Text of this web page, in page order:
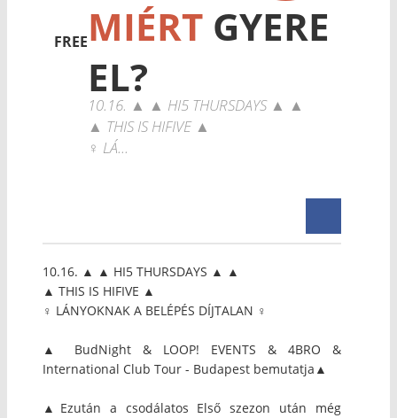
FREEMIÉRT GYERE
EL?
10.16. ▲ ▲ HI5 THURSDAYS ▲ ▲
▲ THIS IS HIFIVE ▲
♀ LÁ...
10.16. ▲ ▲ HI5 THURSDAYS ▲ ▲
▲ THIS IS HIFIVE ▲
♀ LÁNYOKNAK A BELÉPÉS DÍJTALAN ♀
▲ BudNight & LOOP! EVENTS & 4BRO &
International Club Tour - Budapest bemutatja▲
▲Ezután a csodálatos Első szezon után még